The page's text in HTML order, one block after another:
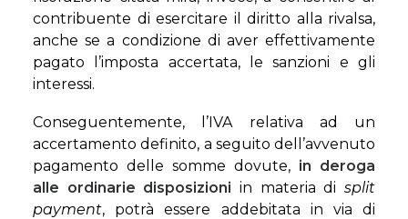
contribuente di esercitare il diritto alla rivalsa,
anche se a condizione di aver effettivamente
pagato l’imposta accertata, le sanzioni e gli
interessi.
Conseguentemente, l’IVA relativa ad un
accertamento definito, a seguito dell’avvenuto
pagamento delle somme dovute, in deroga
alle ordinarie disposizioni in materia displit
payment, potrà essere addebitata in via di